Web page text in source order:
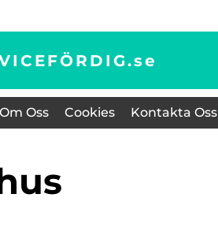
se
Om Oss Cookies Kontakta Oss